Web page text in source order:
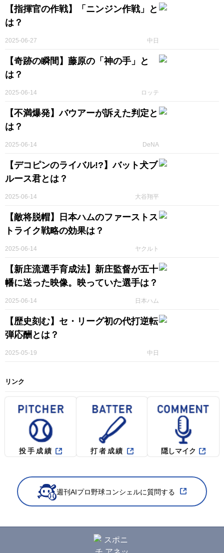
【指揮官の作戦】「ニンジン作戦」と
は？
中日
2025-06-27
【奇跡の瞬間】藤原の「神の手」と
は？
ロッテ
2025-06-14
【不満爆発】バウアーが訴えた判定と
は？
DeNA
2025-06-14
【デコピンのライバル!?】バット犬ブ
ルース君とは？
大谷翔平
2025-06-14
【敵将脱帽】日本ハムのファーストス
トライク戦略の効果は？
ヤクルト
2025-06-14
【新庄流選手育成法】新庄監督が五十
幡に送った映像。映っていた選手は？
日本ハム
2025-06-14
【歴史刻む】セ・リーグ初の代打逆転
弾応酬とは？
中日
2025-05-19
リンク
投手成績 打者成績 隠しマイク
週刊AIプロ野球コンシェルに質問する